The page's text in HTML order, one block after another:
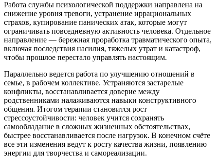
Работа службы психологической поддержки направлена на
снижение уровня тревоги, устранение иррациональных
страхов, купирование панических атак, которые могут
ограничивать повседневную активность человека. Отдельное
направление — бережная проработка травматического опыта,
включая последствия насилия, тяжелых утрат и катастроф,
чтобы прошлое перестало управлять настоящим.
Параллельно ведется работа по улучшению отношений в
семье, в рабочем коллективе. Устраняются застарелые
конфликты, восстанавливается доверие между
родственниками налаживаются навыки конструктивного
общения. Итогом терапии становится рост
стрессоустойчивости: человек учится сохранять
самообладание в сложных жизненных обстоятельствах,
быстрее восстанавливается после нагрузок. В конечном счёте
все эти изменения ведут к росту качества жизни, появлению
энергии для творчества и самореализации.